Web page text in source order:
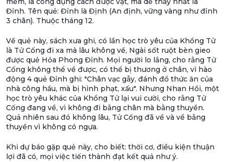
Đỉnh. Tên quẻ: Đỉnh là Định (An định, vững vàng như đỉnh
3 chân). Thuộc tháng 12.
Về quẻ này, sách xưa ghi, có lần học trò yêu của Khổng Tử
là Tử Cống đi xa mà lâu không về, Ngài sốt ruột bèn gieo
được quẻ Hỏa Phong Đỉnh. Mọi người lo lắng, cho rằng Tử
Cống không thể về được, có thể bị thương ở chân, vì hào
động 4 quẻ Đỉnh ghi: "Chân vạc gẫy, đánh đổ thức ăn của
nhà công hầu, mà bị hình phạt, xấu". Nhưng Nhan Hồi, một
học trò yêu khác của Khổng Tử lại vui cười, cho rằng Tử
Cống đang về, vì không đi bằng chân mà bằng thuyền.
Quả nhiên sau đó không lâu, Tử Cống đã về và về bằng
thuyền vì không có ngựa.
Khi dự báo gặp quẻ này, cho biết: thời cơ, điều kiện thuận
lợi đã có, mọi việc tiến thành đạt kết quả như ý.